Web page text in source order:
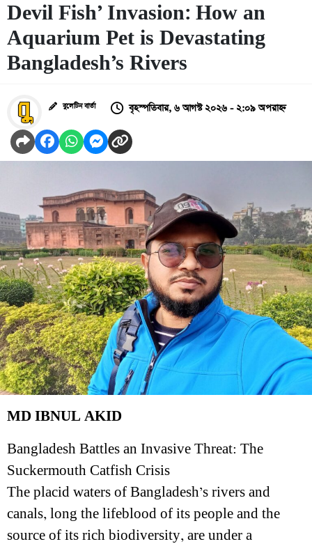
Devil Fish’ Invasion: How an
Aquarium Pet is Devastating
Bangladesh’s Rivers
বুলেটিন বার্তা বৃহস্পতিবার, ৬ আগস্ট ২০২৬ - ২:০৯ অপরাহ্ন
MD IBNUL AKID
Bangladesh Battles an Invasive Threat: The
Suckermouth Catfish Crisis
The placid waters of Bangladesh’s rivers and
canals, long the lifeblood of its people and the
source of its rich biodiversity, are under a